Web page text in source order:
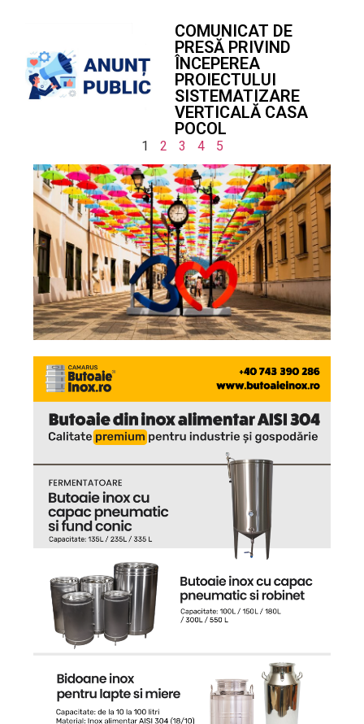
COMUNICAT DE
PRESĂ PRIVIND
ÎNCEPEREA
PROIECTULUI
SISTEMATIZARE
VERTICALĂ CASA
POCOL
1 2 3 4 5